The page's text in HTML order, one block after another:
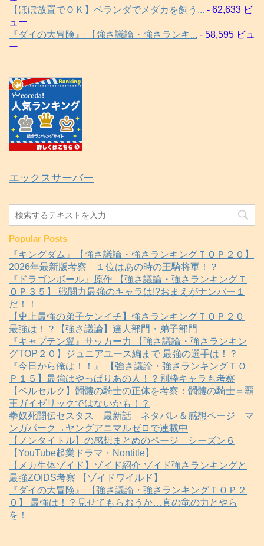
【ほぼ放置でＯＫ】ベランダでメダカを飼う... - 62,633 ビ
ュー
『ダイの大冒険』 【強さ議論・強さランキ... - 58,595 ビュ
ー
エックスサーバー
Popular Posts
『キングダム』【強さ議論・強さランキングＴＯＰ２０】
2026年最新版考察 １位はあの時の王騎将軍！？
『ドラゴンボール』原作 【強さ議論・強さランキングＴ
ＯＰ３５】 戦闘力最強のキャラは!?おまえがナンバー１
だ！！
【史上最強の弟子ケンイチ】強さランキングＴＯＰ２０
最強は！？【強さ議論】達人部門・弟子部門
『キャプテン翼』サッカー力 【強さ議論・強さランキン
グTOP２０】ジュニアユース編まで 最強の選手は！？
『今日から俺は！！』 【強さ議論・強さランキングＴＯ
Ｐ１５】最強はやっぱりあの人！？別枠キャラも考察
【ベルセルク】髑髏の騎士の正体を考察：髑髏の騎士＝覇
王ガイゼリックではないかも！？
拳奴死闘伝セスタス 最新話 ネタバレ＆感想ページ マ
ンガパーク→ヤングアニマルゼロで連載中
【ノンタイトル】の感想まとめのページ シーズン６
【YouTube起業ドラマ・Nontitle】
【メカ生体ゾイド】ゾイド紹介 ゾイド強さランキングと
最強ZOIDS考察 【ゾイドワイルド】
『ダイの大冒険』 【強さ議論・強さランキングＴＯＰ２
０】 最強は！？見せてもらおうか…真の竜の力とやら
を！